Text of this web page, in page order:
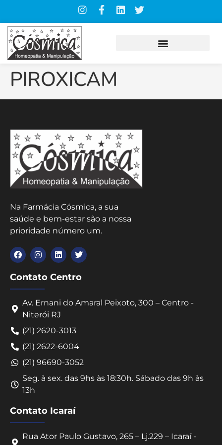
PIROXICAM
Na Farmácia Cósmica, a sua
saúde e bem-estar são a nossa
prioridade número um.
Contato Centro
Av. Ernani do Amaral Peixoto, 300 – Centro -
Niterói RJ
(21) 2620-3013
(21) 2622-6004
(21) 96690-3052
Seg. à sex. das 9hs às 18:30h. Sábado das 9h às
13h
Contato Icaraí
Rua Ator Paulo Gustavo, 265 – Lj.229 – Icaraí -